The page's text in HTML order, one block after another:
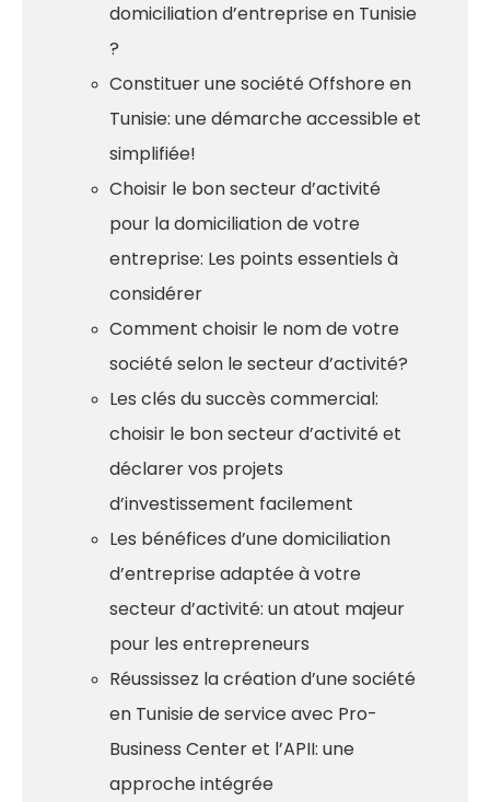
domiciliation d’entreprise en Tunisie
?
Constituer une société Offshore en
Tunisie: une démarche accessible et
simplifiée!
Choisir le bon secteur d’activité
pour la domiciliation de votre
entreprise: Les points essentiels à
considérer
Comment choisir le nom de votre
société selon le secteur d’activité?
Les clés du succès commercial:
choisir le bon secteur d’activité et
déclarer vos projets
d’investissement facilement
Les bénéfices d’une domiciliation
d’entreprise adaptée à votre
secteur d’activité: un atout majeur
pour les entrepreneurs
Réussissez la création d’une société
en Tunisie de service avec Pro-
Business Center et l’APII: une
approche intégrée